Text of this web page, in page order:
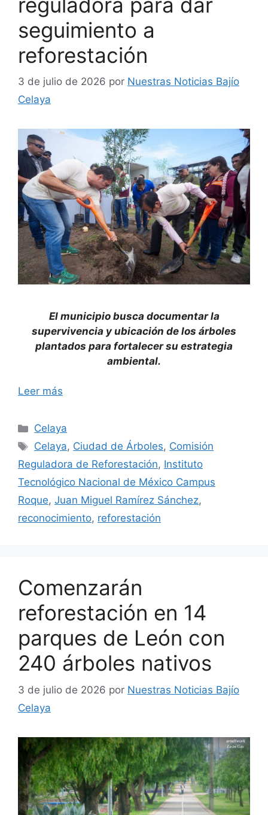
seguimiento a
reforestación
3 de julio de 2026 por Nuestras Noticias Bajío
Celaya
El municipio busca documentar la
supervivencia y ubicación de los árboles
plantados para fortalecer su estrategia
ambiental.
Leer más
Categorías
Celaya
Etiquetas
Celaya, Ciudad de Árboles, Comisión
Reguladora de Reforestación, Instituto
Tecnológico Nacional de México Campus
Roque, Juan Miguel Ramírez Sánchez,
reconocimiento, reforestación
Comenzarán
reforestación en 14
parques de León con
240 árboles nativos
3 de julio de 2026 por Nuestras Noticias Bajío
Celaya